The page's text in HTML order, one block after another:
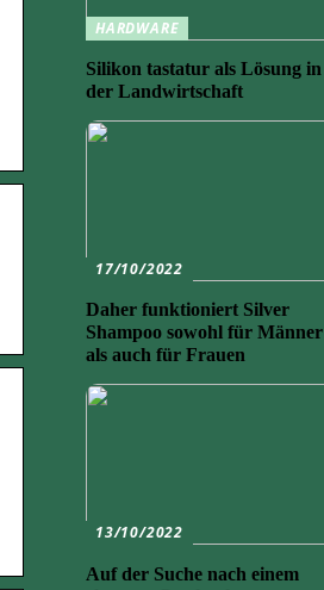
HARDWARE
Silikon tastatur als Lösung in
der Landwirtschaft
17/10/2022
Daher funktioniert Silver
Shampoo sowohl für Männer
als auch für Frauen
13/10/2022
Auf der Suche nach einem